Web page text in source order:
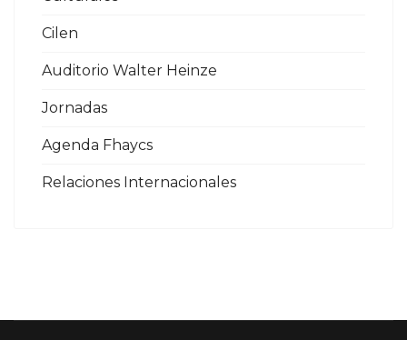
Cilen
Auditorio Walter Heinze
Jornadas
Agenda Fhaycs
Relaciones Internacionales